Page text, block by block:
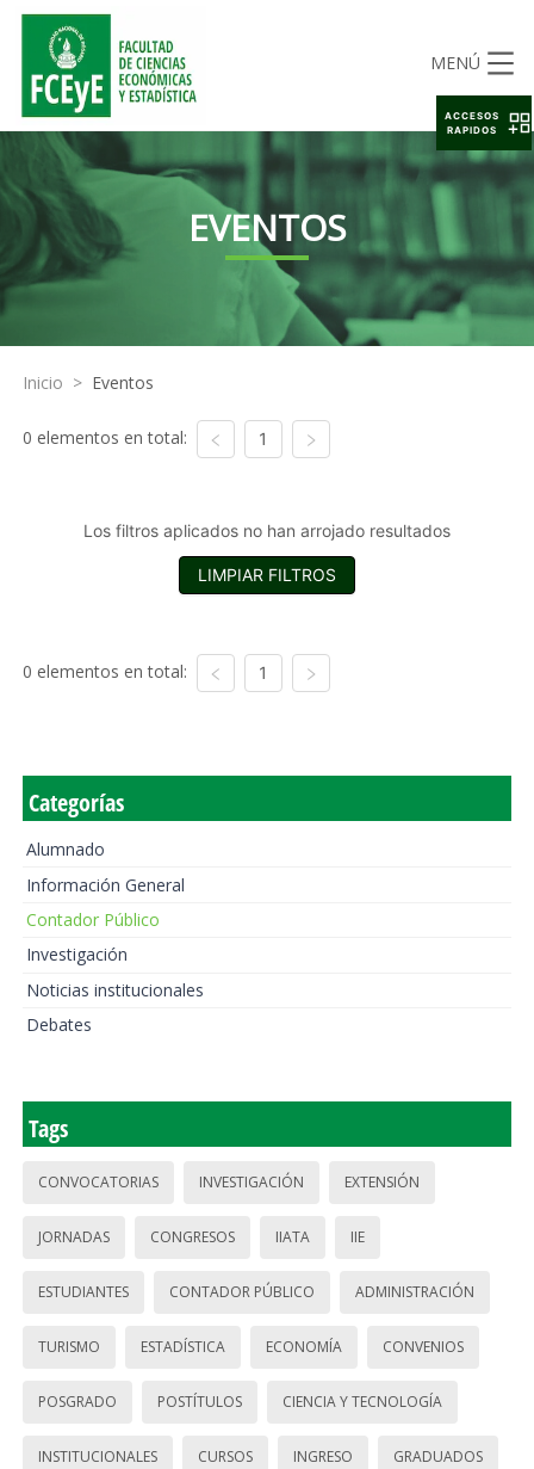
MENÚ
EVENTOS
Inicio > Eventos
0 elementos en total: 1
Los filtros aplicados no han arrojado resultados
LIMPIAR FILTROS
0 elementos en total: 1
Categorías
Alumnado
Información General
Contador Público
Investigación
Noticias institucionales
Debates
Tags
CONVOCATORIAS INVESTIGACIÓN EXTENSIÓN
JORNADAS CONGRESOS IIATA IIE
ESTUDIANTES CONTADOR PÚBLICO ADMINISTRACIÓN
TURISMO ESTADÍSTICA ECONOMÍA CONVENIOS
POSGRADO POSTÍTULOS CIENCIA Y TECNOLOGÍA
INSTITUCIONALES CURSOS INGRESO GRADUADOS
ACCESOS
RAPIDOS